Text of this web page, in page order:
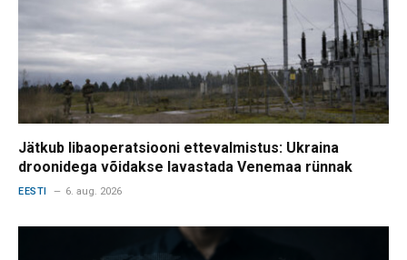
Jätkub libaoperatsiooni ettevalmistus: Ukraina
droonidega võidakse lavastada Venemaa rünnak
EESTI 6. aug. 2026